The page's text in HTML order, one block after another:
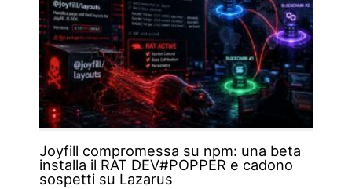
Joyfill compromessa su npm: una beta
installa il RAT DEV#POPPER e cadono
sospetti su Lazarus